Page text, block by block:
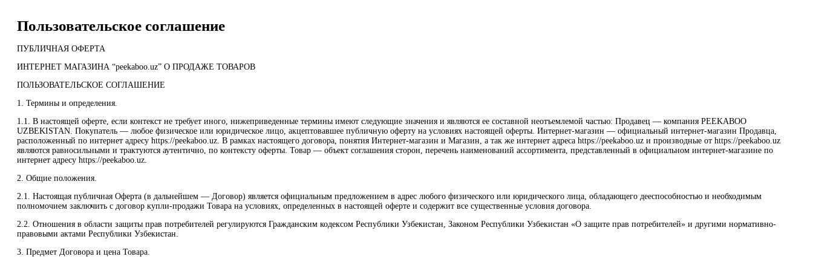
Пользовательское соглашение
ПУБЛИЧНАЯ ОФЕРТА
ИНТЕРНЕТ МАГАЗИНА “peekaboo.uz” О ПРОДАЖЕ ТОВАРОВ
ПОЛЬЗОВАТЕЛЬСКОЕ СОГЛАШЕНИЕ
1. Термины и определения.
1.1. В настоящей оферте, если контекст не требует иного, нижеприведенные термины имеют следующие значения и являются ее составной неотъемлемой частью: Продавец — компания PEEKABOO
UZBEKISTAN. Покупатель — любое физическое или юридическое лицо, акцептовавшее публичную оферту на условиях настоящей оферты. Интернет-магазин — официальный интернет-магазин Продавца,
расположенный по интернет адресу https://peekaboo.uz. В рамках настоящего договора, понятия Интернет-магазин и Магазин, а так же интернет адреса https://peekaboo.uz и производные от https://peekaboo.uz
являются равносильными и трактуются аутентично, по контексту оферты. Товар — объект соглашения сторон, перечень наименований ассортимента, представленный в официальном интернет-магазине по
интернет адресу https://peekaboo.uz.
2. Общие положения.
2.1. Настоящая публичная Оферта (в дальнейшем — Договор) является официальным предложением в адрес любого физического или юридического лица, обладающего дееспособностью и необходимым
полномочием заключить с договор купли-продажи Товара на условиях, определенных в настоящей оферте и содержит все существенные условия договора.
2.2. Отношения в области защиты прав потребителей регулируются Гражданским кодексом Республики Узбекистан, Законом Республики Узбекистан «О защите прав потребителей» и другими нормативно-
правовыми актами Республики Узбекистан.
3. Предмет Договора и цена Товара.